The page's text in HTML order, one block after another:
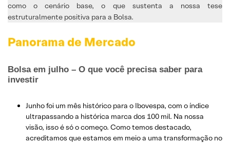
como o cenário base, o que sustenta a nossa tese
estruturalmente positiva para a Bolsa.
Panorama de Mercado
Bolsa em julho – O que você precisa saber para
investir
Junho foi um mês histórico para o Ibovespa, com o índice
ultrapassando a histórica marca dos 100 mil. Na nossa
visão, isso é só o começo. Como temos destacado,
acreditamos que estamos em meio a uma transformação no